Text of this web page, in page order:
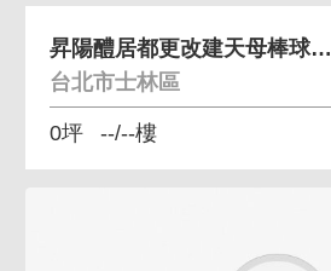
昇陽醴居都更改建天母棒球場低公設可貸款享地主優惠
台北市士林區
0坪 --/--樓